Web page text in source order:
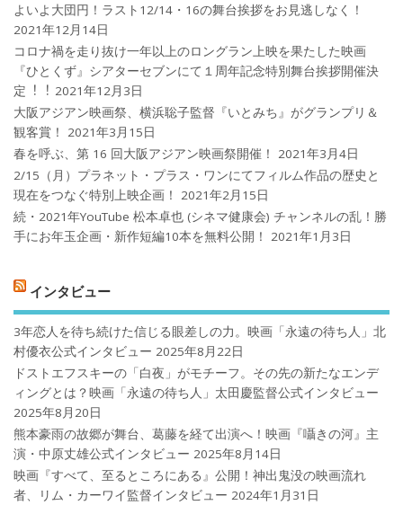
よいよ大団円！ラスト12/14・16の舞台挨拶をお見逃しなく！
2021年12月14日
コロナ禍を⾛り抜け⼀年以上のロングラン上映を果たした映画
『ひとくず』シアターセブンにて１周年記念特別舞台挨拶開催決
定︕︕ 2021年12月3日
大阪アジアン映画祭、横浜聡子監督『いとみち』がグランプリ＆
観客賞！
2021年3月15日
春を呼ぶ、第 16 回大阪アジアン映画祭開催！
2021年3月4日
2/15（月）プラネット・プラス・ワンにてフィルム作品の歴史と
現在をつなぐ特別上映企画！
2021年2月15日
続・2021年YouTube 松本卓也 (シネマ健康会) チャンネルの乱！勝
手にお年玉企画・新作短編10本を無料公開！
2021年1月3日
インタビュー
3年恋人を待ち続けた信じる眼差しの力。映画「永遠の待ち人」北
村優衣公式インタビュー 2025年8月22日
ドストエフスキーの「白夜」がモチーフ。その先の新たなエンデ
ィングとは？映画「永遠の待ち人」太田慶監督公式インタビュー
2025年8月20日
熊本豪雨の故郷が舞台、葛藤を経て出演へ！映画『囁きの河』主
演・中原丈雄公式インタビュー 2025年8月14日
映画『すべて、至るところにある』公開！神出鬼没の映画流れ
者、リム・カーワイ監督インタビュー 2024年1月31日